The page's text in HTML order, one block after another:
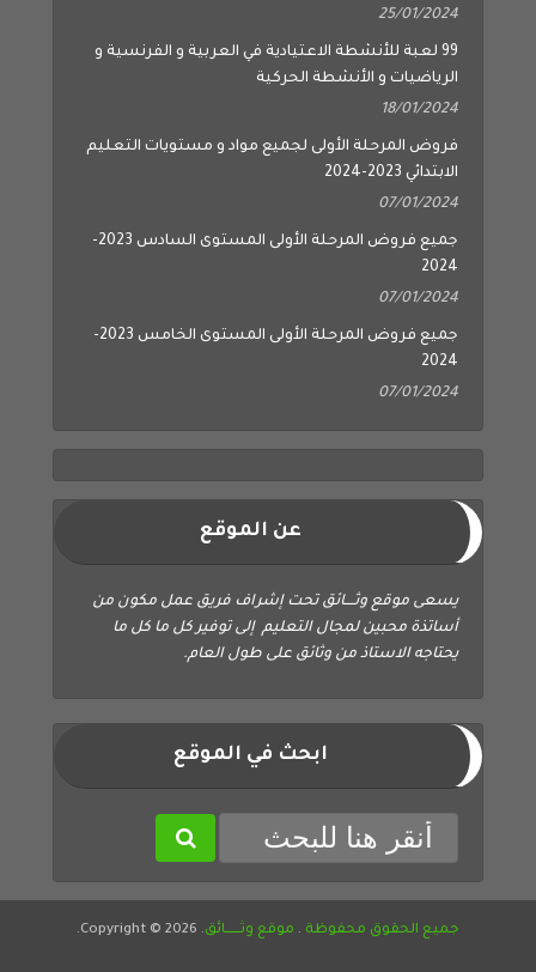
25/01/2024
99 لعبة للأنشطة الاعتيادية في العربية و الفرنسية و
الرياضيات و الأنشطة الحركية
18/01/2024
فروض المرحلة الأولى لجميع مواد و مستويات التعليم
الابتدائي 2023-2024
07/01/2024
جميع فروض المرحلة الأولى المستوى السادس 2023-
2024
07/01/2024
جميع فروض المرحلة الأولى المستوى الخامس 2023-
2024
07/01/2024
عن الموقع
يسعى موقع وثــــائق تحت إشراف فريق عمل مكون من
أساتذة محبين لمجال التعليم إلى توفير كل ما كل ما
يحتاجه الاستاذ من وثائق على طول العام.
ابحث في الموقع
جميع الحقوق محفوظة . موقع وثــــــائق. Copyright © 2026.